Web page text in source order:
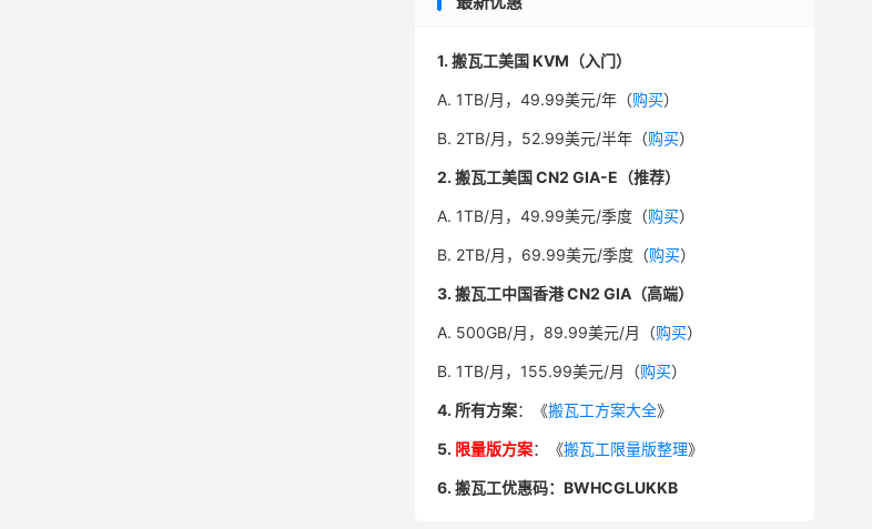
1. 搬瓦工美国 KVM（入门）
A. 1TB/月，49.99美元/年（购买）
B. 2TB/月，52.99美元/半年（购买）
2. 搬瓦工美国 CN2 GIA-E（推荐）
A. 1TB/月，49.99美元/季度（购买）
B. 2TB/月，69.99美元/季度（购买）
3. 搬瓦工中国香港 CN2 GIA（高端）
A. 500GB/月，89.99美元/月（购买）
B. 1TB/月，155.99美元/月（购买）
4. 所有方案：《搬瓦工方案大全》
5. 限量版方案：《搬瓦工限量版整理》
6. 搬瓦工优惠码：BWHCGLUKKB